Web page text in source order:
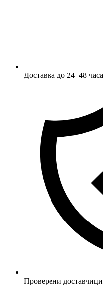
Доставка до 24–48 часа
Проверени доставчици